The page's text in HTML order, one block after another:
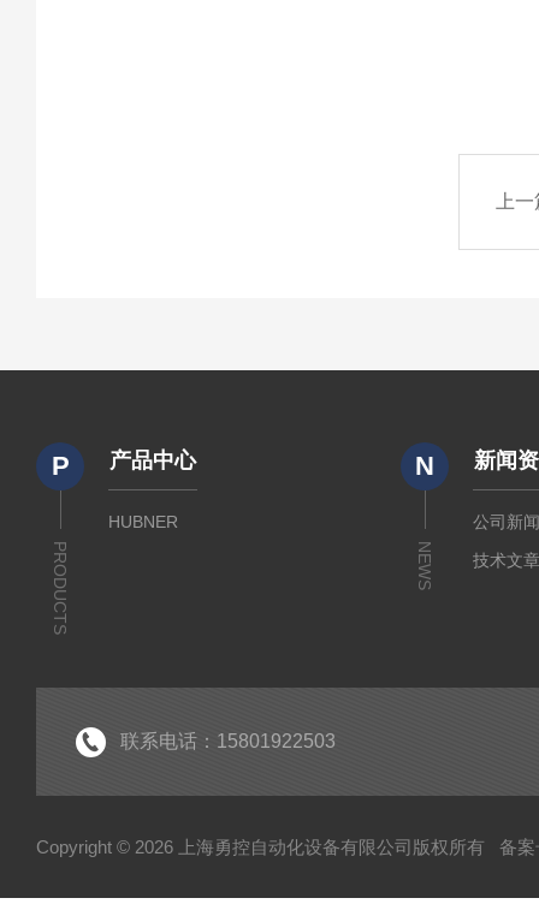
上
P
PRODUCTS
产品中心
HUBNER
N
NEWS
新闻
公司新
技术文
联系电话：15801922503
Copyright © 2026 上海勇控自动化设备有限公司版权所有 备案